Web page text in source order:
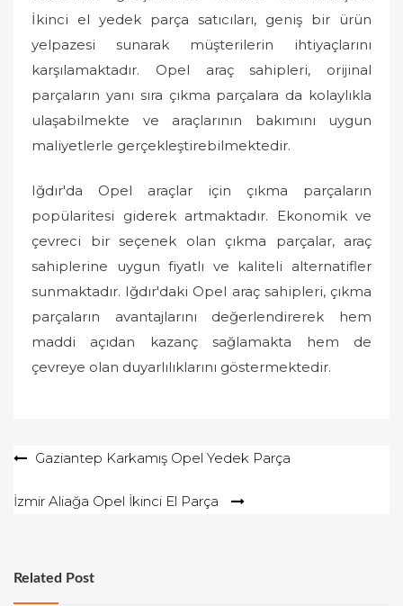
İkinci el yedek parça satıcıları, geniş bir ürün
yelpazesi sunarak müşterilerin ihtiyaçlarını
karşılamaktadır. Opel araç sahipleri, orijinal
parçaların yanı sıra çıkma parçalara da kolaylıkla
ulaşabilmekte ve araçlarının bakımını uygun
maliyetlerle gerçekleştirebilmektedir.
Iğdır'da Opel araçlar için çıkma parçaların
popülaritesi giderek artmaktadır. Ekonomik ve
çevreci bir seçenek olan çıkma parçalar, araç
sahiplerine uygun fiyatlı ve kaliteli alternatifler
sunmaktadır. Iğdır'daki Opel araç sahipleri, çıkma
parçaların avantajlarını değerlendirerek hem
maddi açıdan kazanç sağlamakta hem de
çevreye olan duyarlılıklarını göstermektedir.
YazıGaziantep Karkamış Opel Yedek Parça
İzmir Aliağa Opel İkinci El Parça
Related Post